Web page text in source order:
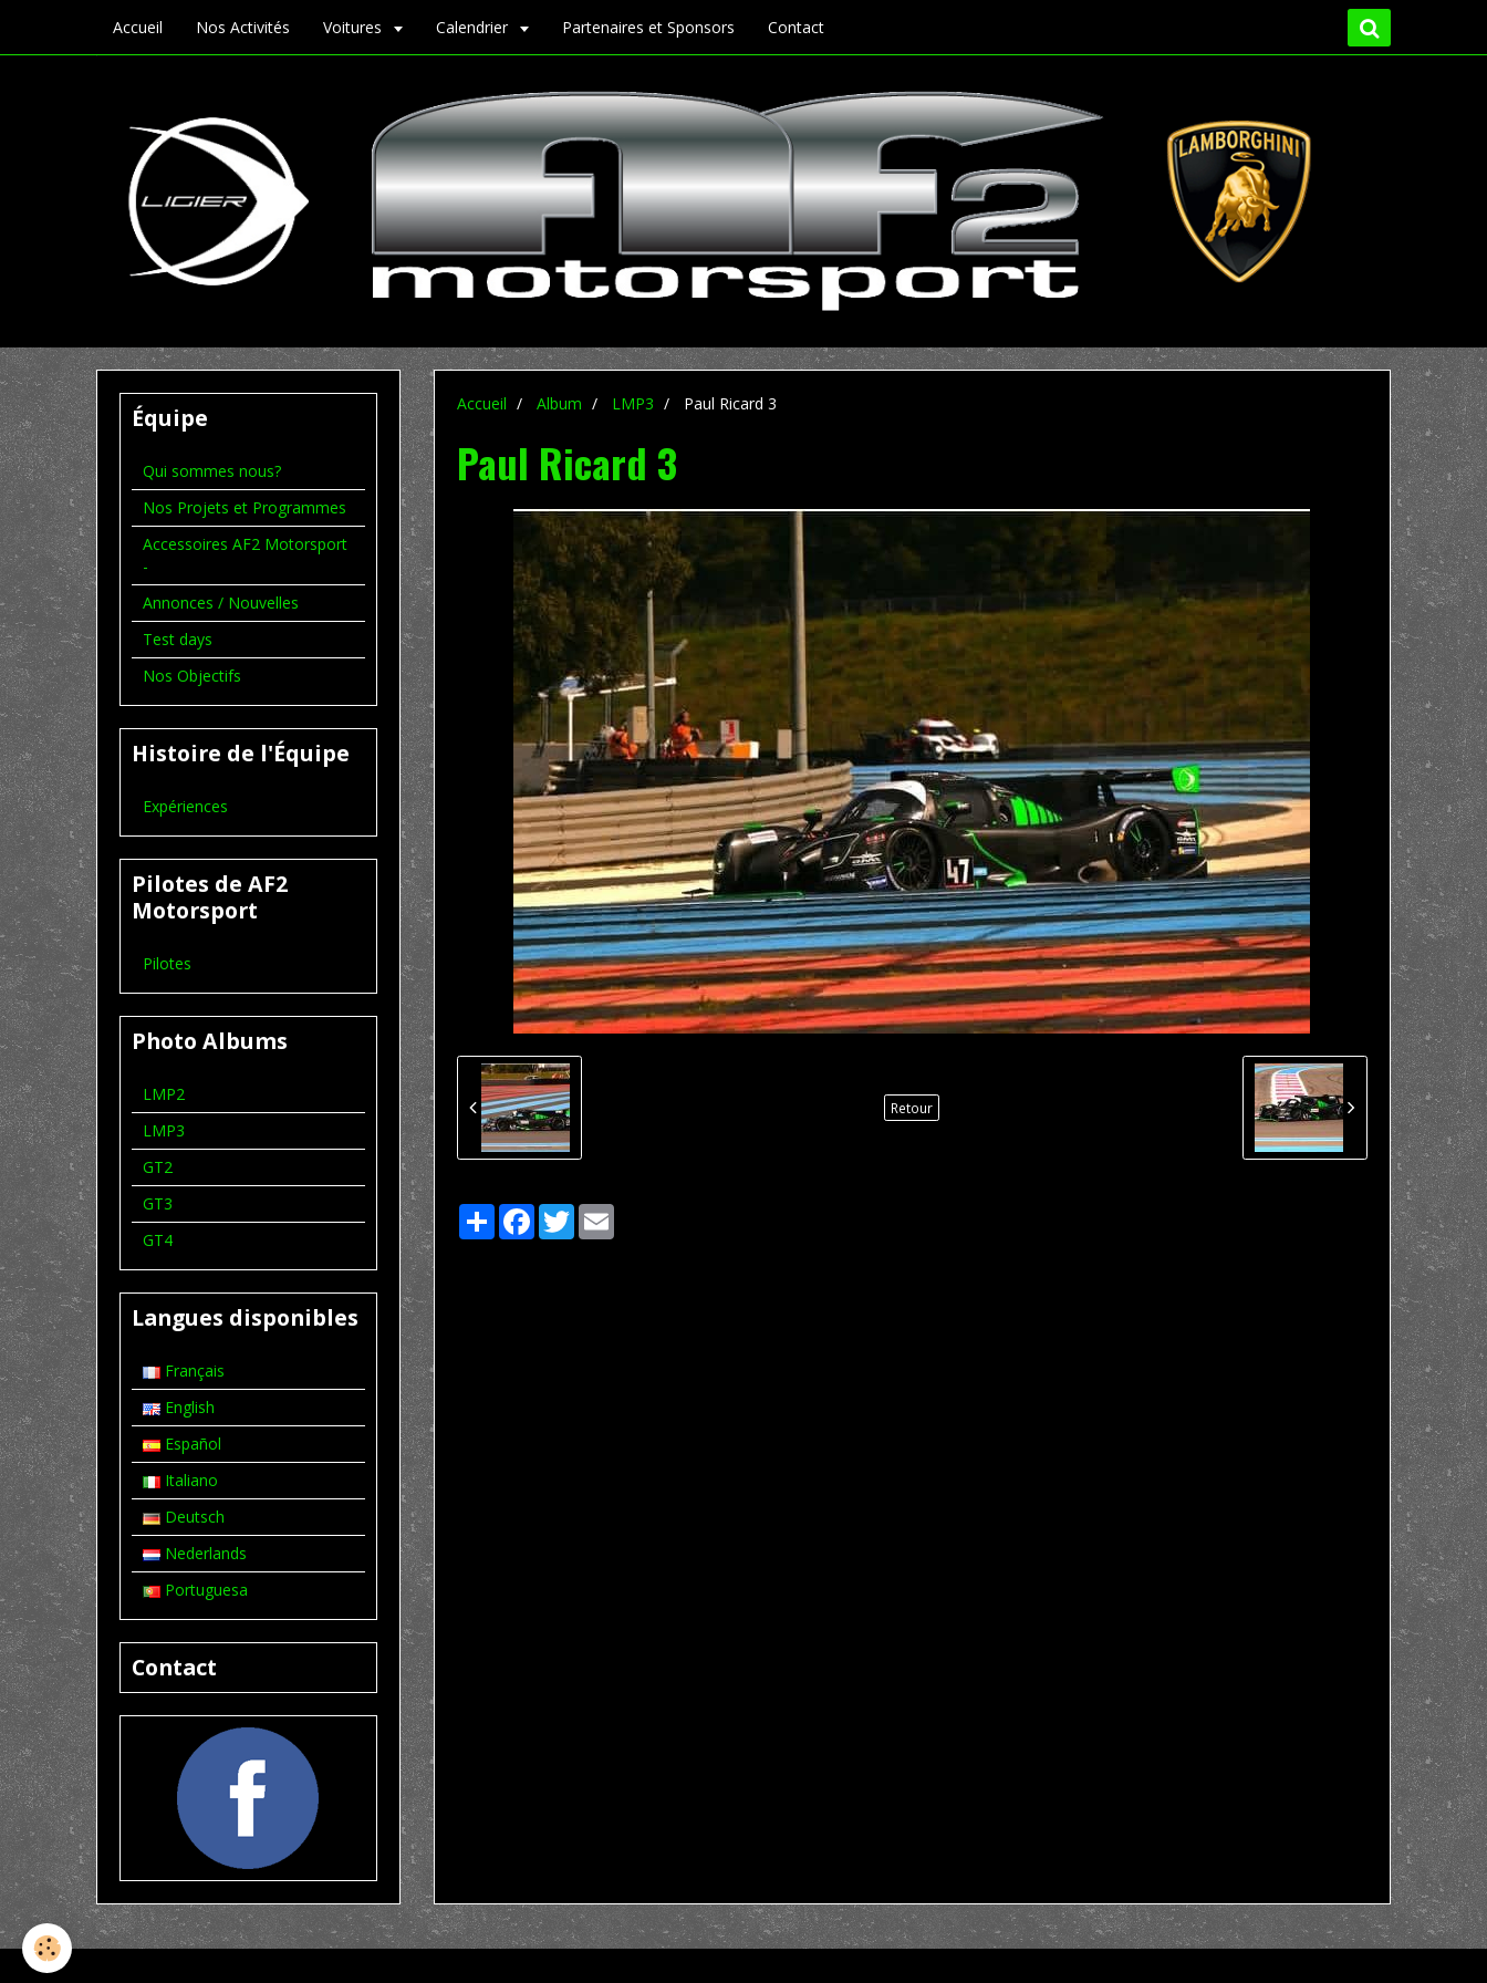
Accueil Nos Activités Voitures Calendrier Partenaires et Sponsors Contact
Accueil Album LMP3 Paul Ricard 3
Paul Ricard 3
Retour
PartagerFacebook
TwitterEmail
Équipe
Qui sommes nous?
Nos Projets et Programmes
Accessoires AF2 Motorsport
-
Annonces / Nouvelles
Test days
Nos Objectifs
Histoire de l'Équipe
Expériences
Pilotes de AF2
Motorsport
Pilotes
Photo Albums
LMP2
LMP3
GT2
GT3
GT4
Langues disponibles
Français
English
Español
Italiano
Deutsch
Nederlands
Portuguesa
Contact